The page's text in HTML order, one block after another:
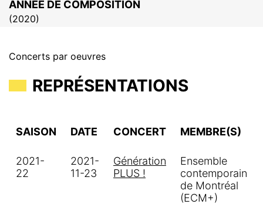
ANNÉE DE COMPOSITION
(2020)
Concerts par oeuvres
REPRÉSENTATIONS
SAISON DATE CONCERT MEMBRE(S)
2021-
22
2021-
11-23
Génération
PLUS !
Ensemble
contemporain
de Montréal
(ECM+)